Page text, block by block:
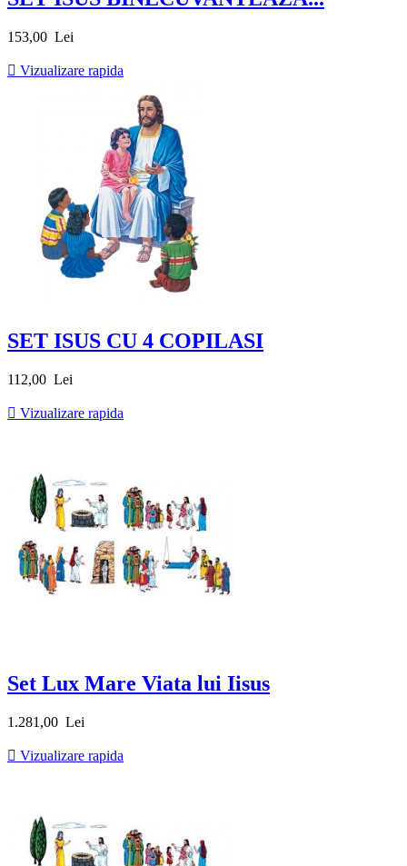
Pret
153,00 Lei
 Vizualizare rapida
SET ISUS CU 4 COPILASI
Pret
112,00 Lei
 Vizualizare rapida
Set Lux Mare Viata lui Iisus
Pret
1.281,00 Lei
 Vizualizare rapida